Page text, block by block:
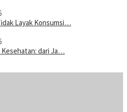
Layak Konsumsi…
dari Ja…